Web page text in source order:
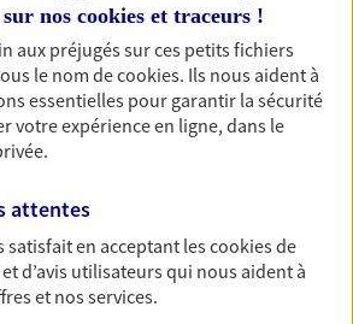
sommes des indépendants. Nous
des solutions cohérentes pour
vos collaborateurs... mais aussi
famille.
vos projets de
départ à la retraite…
nos cookies et traceurs !
aux préjugés sur ces petits fichiers
le nom decookies. Ils nous aident à
essentielles pour garantir la sécurité
votre expérience en ligne, dans le
attentes
satisfait en acceptant lescookiesde
d’avis utilisateurs qui nous aident à
et nos services.